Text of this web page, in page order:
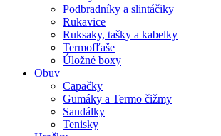
Podbradníky a slintáčiky
Rukavice
Ruksaky, tašky a kabelky
Termofľaše
Úložné boxy
Obuv
Capačky
Gumáky a Termo čižmy
Sandálky
Tenisky